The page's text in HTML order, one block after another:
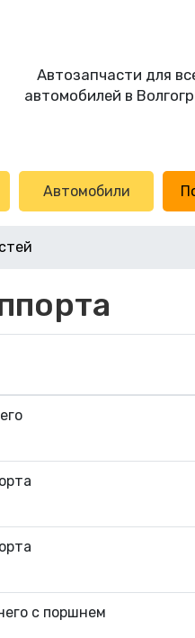
Автозапчасти для
автомобилей в
Автомобили
с поршнем